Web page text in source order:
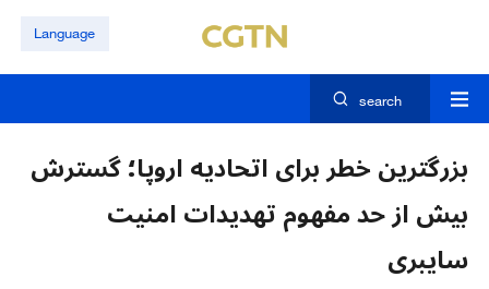
Language
search
بزرگترین خطر برای اتحادیه اروپا؛ گسترش
بیش از حد مفهوم تهدیدات امنیت
سایبری